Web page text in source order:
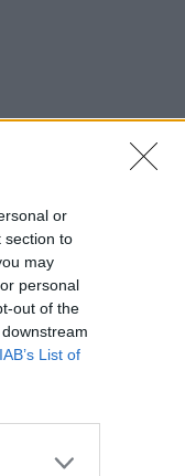
or
section to
may
personal
out of the
IAB’s List of